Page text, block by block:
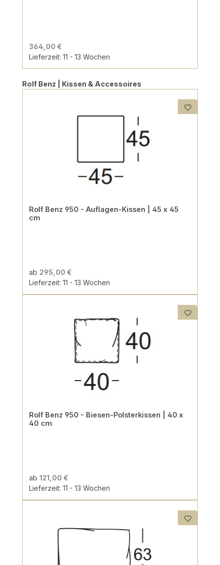
364,00 €
Lieferzeit: 11 - 13 Wochen
Produktgalerie überspringen
Rolf Benz | Kissen & Accessoires
Rolf Benz 950 - Auflagen-Kissen | 45 x 45
cm
ab 295,00 €
Lieferzeit: 11 - 13 Wochen
Rolf Benz 950 - Biesen-Polsterkissen | 40 x
40 cm
ab 121,00 €
Lieferzeit: 11 - 13 Wochen